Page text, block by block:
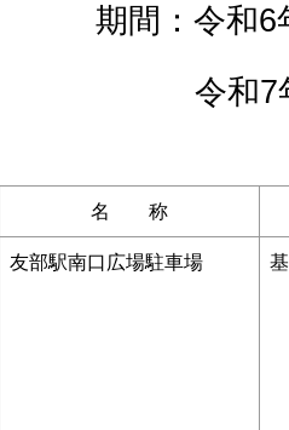
期間：令和
令和7年 9月
名 称
友部駅南口広場駐車場